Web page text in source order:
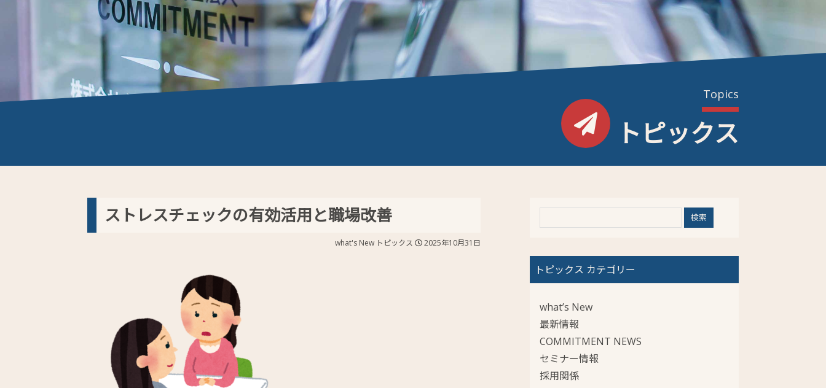
Topics
トピックス
ストレスチェックの有効活用と職場改善
what's New トピックス 2025年10月31日
トピックス カテゴリー
what’s New
最新情報
COMMITMENT NEWS
セミナー情報
採用関係